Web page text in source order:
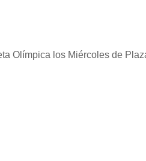
Olímpica los Miércoles de